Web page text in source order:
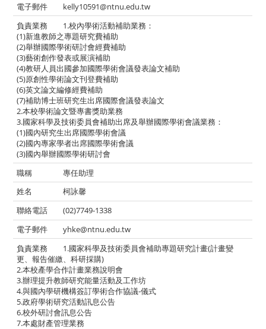
kelly10591@ntnu.edu.tw
1.校內學術活動補助業務：
(1)新進教師之專題研究費補助
(2)舉辦國際學術研討會經費補助
(3)藝術創作發表或展演補助
(4)教研人員出國參加國際學術會議發表論文補助
(5)原創性學術論文刊登費補助
(6)英文論文編修經費補助
(7)補助博士班研究生出席國際會議發表論文
2.本校學術論文暨專書獎助業務
3.國家科學及技術委員會補助出席及舉辦國際學術會議業務：
(1)國內研究生出席國際學術會議
(2)國內專家學者出席國際學術會議
(3)國內舉辦國際學術研討會
專任助理
柯詠馨
(02)7749-1338
yhke@ntnu.edu.tw
1.國家科學及技術委員會補助專題研究計畫(計畫變
更、報告催繳、科研採購)
2.本校產學合作計畫業務說明會
3.辦理提升教師研究能量活動及工作坊
4.與國內學研機構簽訂學術合作協議-儀式
5.政府學術研究活動訊息公告
6.校外研討會訊息公告
7.本處財產管理業務